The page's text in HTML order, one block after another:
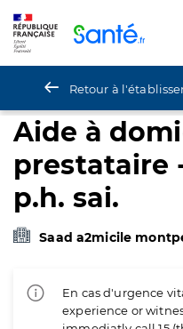
Retour à
Aide à
prestataire
p.h. sai.
Saad a2micile
En cas d'urgence
experience or